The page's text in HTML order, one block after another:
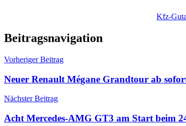
Kfz-
Beitragsnavigation
Vorheriger Beitrag
Neuer Renault Mégane Grandtour ab
Nächster Beitrag
Acht Mercedes-AMG GT3 am Start beim